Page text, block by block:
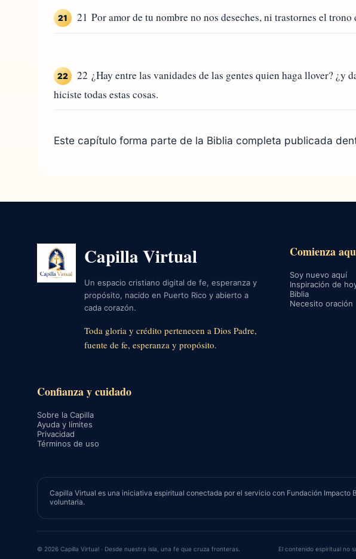
21 21 Por amor de tu nombre no nos deseches, ni trastornes el
22
22 ¿Hay entre las vanidades de las gentes quien haga llover? ¿y
hiciste todas estas cosas.
Este capítulo forma parte de la Biblia completa publicada
Capilla Virtual
Un espacio cristiano digital de fe, esperanza y
propósito, nacido en Puerto Rico y abierto a
cada corazón.
Toda gloria y crédito pertenecen a Dios Padre,
fuente de fe, esperanza y propósito.
Comienza
Soy nuevo aquí
Inspiración de
Biblia
Necesito oración
Confianza y cuidado
Sobre la Capilla
Ayuda y límites
Privacidad
Términos de uso
Capilla Virtual es una iniciativa espiritual conectada por el servicio con Fundación Impacto
voluntaria.
© 2026 Capilla Virtual · Desde nuestra isla, una fe que cruza fronteras. El contenido espiritual no